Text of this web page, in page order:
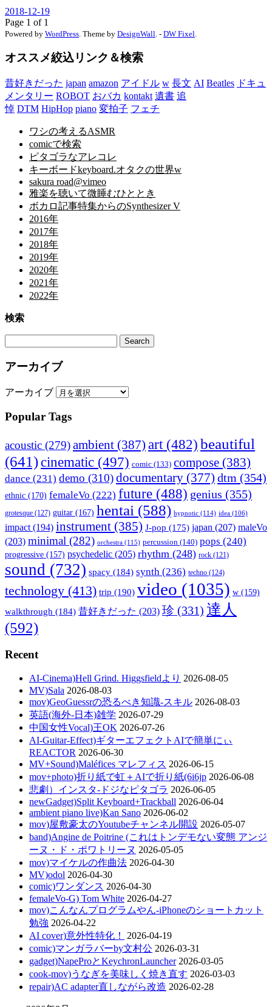
2018-12-19
Page 1 of 1
Powered by WordPress . Theme by DesignWall . - DW Fixel
オススメ絞込リンク＆検索
昔好きだった japan amazon アイドル w 長文 AI Beatles ドキュ
メンタリー ROBOT おバカ kontakt 遺書 追
悼 DTM HipHop piano 変拍子 フェチ
ワシの考えるASMR
comicで検索
ピタゴラなアレコレ
キーボードkeyboard.オタクの世界w
sakura road@vimeo
雅楽を聴いて微睡むひととき
ボカロ記事特集からのSynthesizer V
2016年
2017年
2018年
2019年
2020年
2021年
2022年
検索
アーカイブ
アーカイブ
Popular Tags
acoustic (279)ambient (387) art (482) beautiful
(641)cinematic (497) comic (133) compose (383)
dance (231) demo (310)documentary (377) dtm (354)
ethnic (170) femaleVo (222) future (488) genius (355)
grotesque (127) guitar (167) hentai (588) hypnotic (114) idea (106)
impact (194) instrument (385) J-pop (175) japan (207) maleVo
(203) minimal (282) orchestra (115) percussion (140) pops (240)
progressive (157) psychedelic (205) rhythm (248) rock (121)
sound (732) spacy (184) synth (236) techno (124)
technology (413) trip (190) video (1035) w (159)
walkthrough (184) 昔好きだった (203) 珍 (331) 達人
(592)
Recent
AI-Cinema)Hell Grind. Higgsfieldより 2026-08-05
MV)Sala 2026-08-03
mov)GeoGuessrの恐るべき知識-スキル 2026-08-03
英語(海外-日本)雑学 2026-07-29
中国女性Vocal)王OK 2026-07-26
AI-Guitar-Effect)ギターエフェクトAIで簡単にぃ
REACTOR 2026-06-30
MV+Sound)Maléfices マレフィス 2026-06-15
mov+photo)折り紙で虹＋AIで折り紙(6i6jp 2026-06-08
悲劇）インスタ-ドジなピタゴラ 2026-06-05
newGadget)Split Keyboard+Trackball 2026-06-04
ambient piano live)Kan Sano 2026-06-02
mov)屋敷豪太のYoutubeチャンネル開設 2026-05-07
band)Angine de Poitrine (これはトンデモない変態 アンジ
ーヌ・ド・ポワトリーヌ 2026-05-05
mov)マイケルの作曲法 2026-04-30
MV)odol 2026-04-30
comic)ワンダンス 2026-04-30
femaleVo-G) Tom White 2026-04-27
mov)こんなんプログラムやん-iPhoneのショートカット
勉強 2026-04-22
AI cover)意外性特化！
2026-04-19
comic)マンガラバーby文村公 2026-03-31
gadget)NapeProとKeychronLauncher 2026-03-05
cook-mov)うなぎを美味しく焼き直す 2026-03-03
repair)AC adapter直しながら改造 2026-02-28